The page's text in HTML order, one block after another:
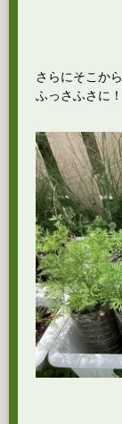
さらにそこか
ふっさふさに！